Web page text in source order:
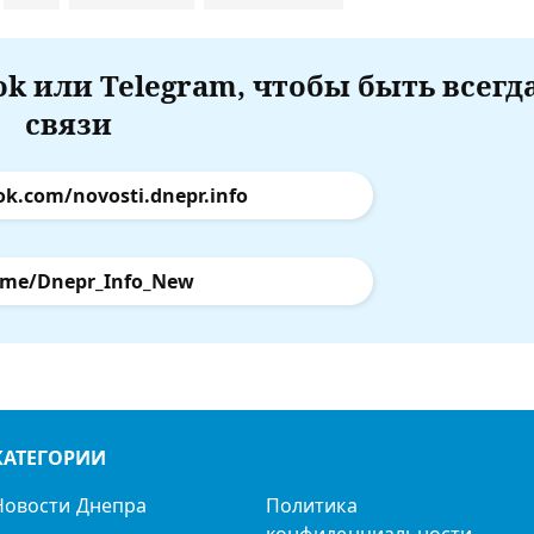
или Telegram, чтобы быть
связи
novosti.dnepr.info
Dnepr_Info_New
Днепра
Политика